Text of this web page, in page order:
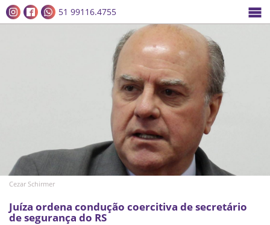
51 99116.4755
Cezar Schirmer
Juíza ordena condução coercitiva de secretário
de segurança do RS